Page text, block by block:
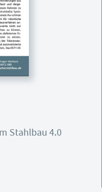
Stahlbau 4.0